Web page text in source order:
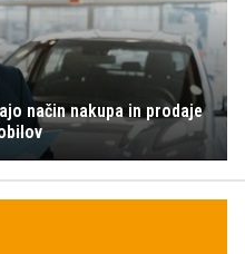
način nakupa in prodaje